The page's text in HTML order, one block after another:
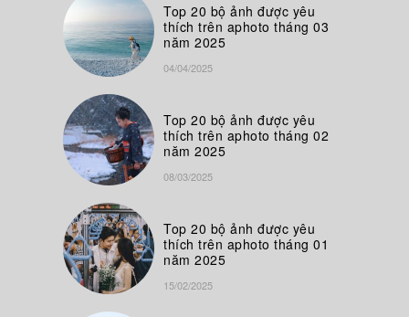
Top 20 bộ ảnh được yêu
thích trên aphoto tháng 03
năm 2025
04/04/2025
Top 20 bộ ảnh được yêu
thích trên aphoto tháng 02
năm 2025
08/03/2025
Top 20 bộ ảnh được yêu
thích trên aphoto tháng 01
năm 2025
15/02/2025